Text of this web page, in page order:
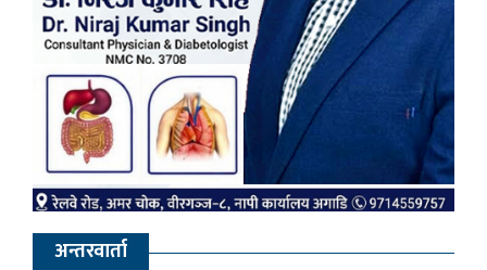
अन्तरवार्ता